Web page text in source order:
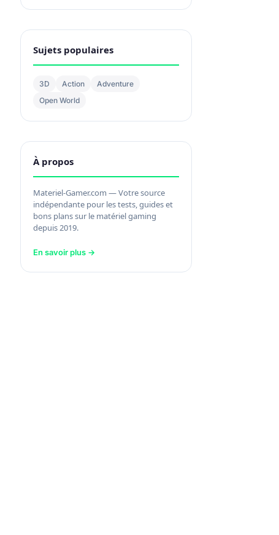
Sujets populaires
3D Action
Adventure
Open World
À propos
Materiel-Gamer.com — Votre source
indépendante pour les tests, guides et
bons plans sur le matériel gaming
depuis 2019.
En savoir plus →